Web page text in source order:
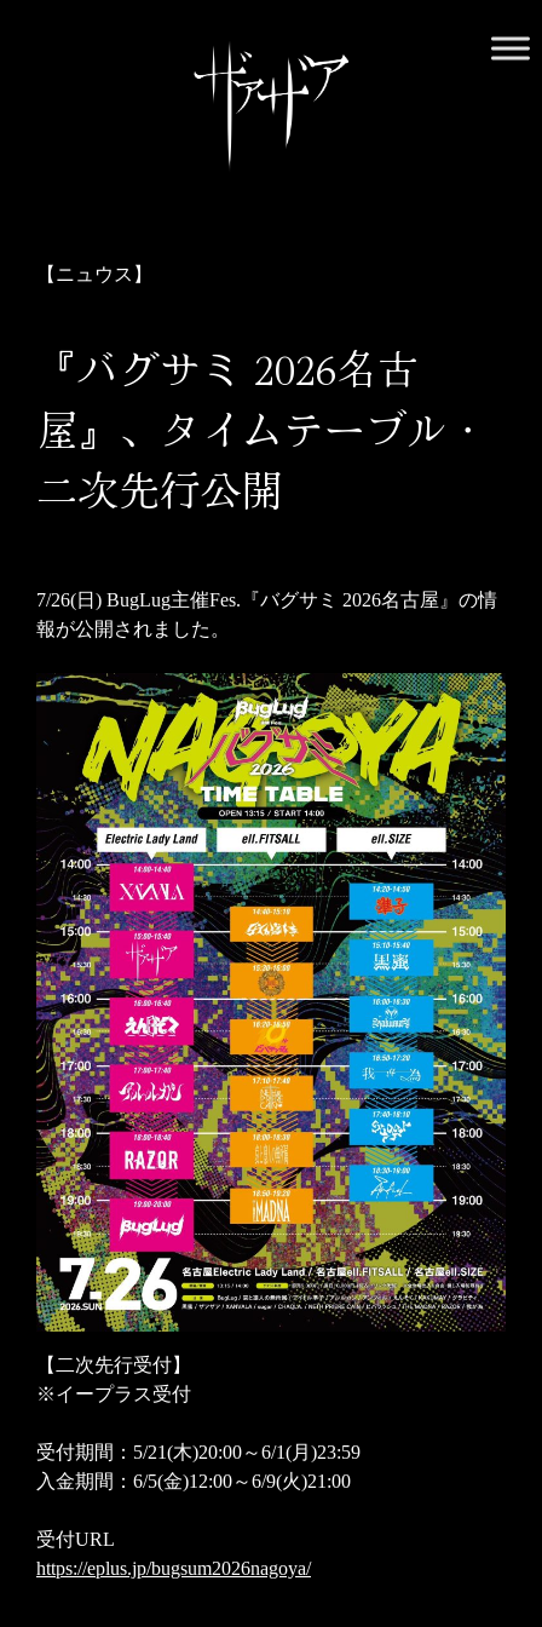
正しくお付き合いください
【ニュウス】
『バグサミ 2026名古
屋』、タイムテーブル・
二次先行公開
7/26(日) BugLug主催Fes.『バグサミ 2026名古屋』の情
報が公開されました。
【二次先行受付】
※イープラス受付
受付期間：5/21(木)20:00～6/1(月)23:59
入金期間：6/5(金)12:00～6/9(火)21:00
受付URL
https://eplus.jp/bugsum2026nagoya/